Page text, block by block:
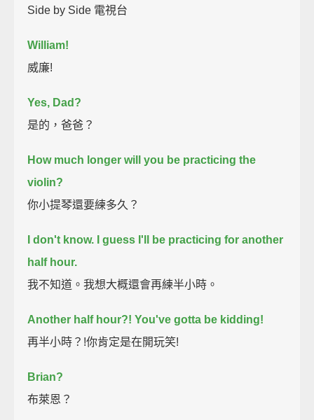
Side by Side 電視台
William!
威廉!
Yes, Dad?
是的，爸爸？
How much longer will you be practicing the
violin?
你小提琴還要練多久？
I don't know.
I guess I'll be practicing for another
half hour.
我不知道。我想大概還會再練半小時。
Another half hour?! You've gotta be kidding!
再半小時？!你肯定是在開玩笑!
Brian?
布萊恩？